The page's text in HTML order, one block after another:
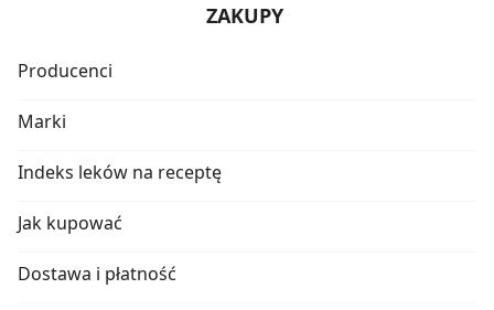
ZAKUPY
Producenci
Marki
Indeks leków na receptę
Jak kupować
Dostawa i płatność